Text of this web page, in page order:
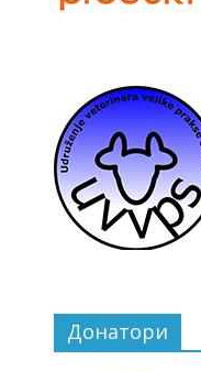
Донатори